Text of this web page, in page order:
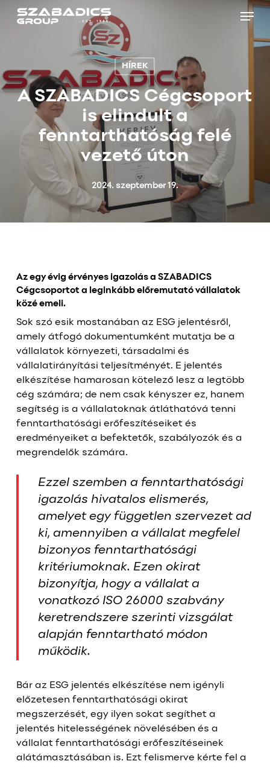
Menu
HÍREK
A SZABADICS Cégcsoport
is elindult a
fenntarthatóság felé
vezető úton
2024. szeptember 19.
Az egy évig érvényes igazolás a SZABADICS
Cégcsoportot a leginkább előremutató vállalatok
közé emeli.
Sok szó esik mostanában az ESG jelentésről,
amely átfogó dokumentumként mutatja be a
vállalatok környezeti, társadalmi és
vállalatirányítási teljesítményét. E jelentés
elkészítése hamarosan kötelező lesz a legtöbb
cég számára; de nem csak kényszer ez, hanem
segítség is a vállalatoknak átláthatóvá tenni
fenntarthatósági erőfeszítéseiket és
eredményeiket a befektetők, szabályozók és a
megrendelők számára.
Ezzel szemben a fenntarthatósági
igazolás hivatalos elismerés,
amelyet egy független szervezet ad
ki, amennyiben a vállalat megfelel
bizonyos fenntarthatósági
kritériumoknak. Ezen okirat
bizonyítja, hogy a vállalat a
vonatkozó ISO 26000 szabvány
keretrendszere szerinti vizsgálat
alapján fenntartható módon
működik.
Bár az ESG jelentés elkészítése nem igényli
előzetesen fenntarthatósági okirat
megszerzését, egy ilyen sokat segíthet a
jelentés hitelességének növelésében és a
vállalat fenntarthatósági erőfeszítéseinek
alátámasztásában is. Ezt felismerve kérte fel a
Close
Menu